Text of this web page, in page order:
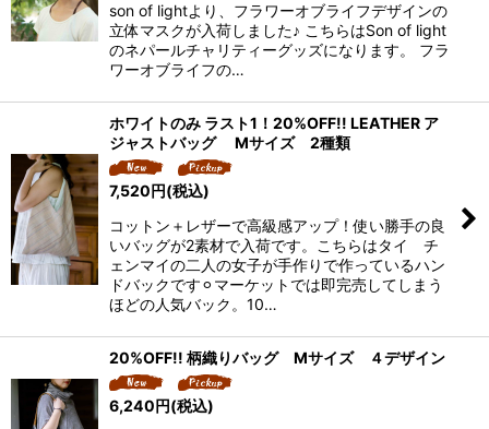
son of lightより、フラワーオブライフデザインの
立体マスクが入荷しました♪ こちらはSon of light
のネパールチャリティーグッズになります。 フラ
ワーオブライフの…
ホワイトのみ ラスト1！20%OFF!! LEATHER ア
ジャストバッグ Mサイズ 2種類
7,520円(税込)
コットン＋レザーで高級感アップ！使い勝手の良
いバッグが2素材で入荷です。こちらはタイ チ
ェンマイの二人の女子が手作りで作っているハン
ドバックです⚪︎マーケットでは即完売してしまう
ほどの人気バック。10…
20%OFF!! 柄織りバッグ Mサイズ ４デザイン
6,240円(税込)